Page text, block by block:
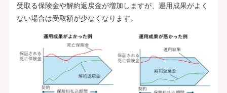
受取る保険金や解約返戻金が増加しますが、運用成果がよく
ない場合は受取額が少なくなります。